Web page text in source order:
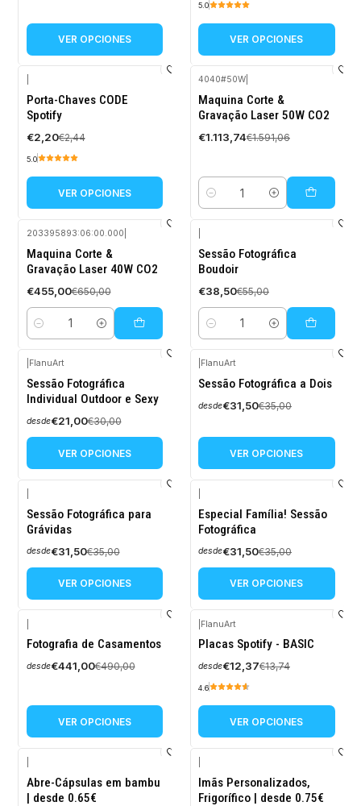
VER OPCIONES
5.0
VER OPCIONES
-10%
OFF
Porta-Chaves CODE
Spotify
€2,20€2,44
5.0
VER OPCIONES
-30%
OFF
4040#50W
Maquina Corte &
Gravação Laser 50W CO2
€1.113,74€1.591,06
Cantidad
-30%
OFF
203395893:06:00.000
Maquina Corte &
Gravação Laser 40W CO2
€455,00€650,00
Cantidad
-30%
OFF
Sessão Fotográfica
Boudoir
€38,50€55,00
Cantidad
-30%
OFF
FlanuArt
Sessão Fotográfica
Individual Outdoor e Sexy
desde€21,00€30,00
VER OPCIONES
-10%
OFF
FlanuArt
Sessão Fotográfica a Dois
desde€31,50€35,00
VER OPCIONES
-10%
OFF
Sessão Fotográfica para
Grávidas
desde€31,50€35,00
VER OPCIONES
-10%
OFF
Especial Família! Sessão
Fotográfica
desde€31,50€35,00
VER OPCIONES
-10%
OFF
Fotografia de Casamentos
desde€441,00€490,00
VER OPCIONES
-10%
OFF
FlanuArt
Placas Spotify - BASIC
desde€12,37€13,74
4.6
VER OPCIONES
-10%
OFF
Abre-Cápsulas em bambu
| desde 0.65€
-10%
OFF
Imãs Personalizados,
Frigorífico | desde 0.75€